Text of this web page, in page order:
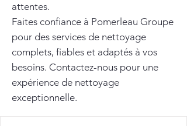
attentes.
Faites confiance à Pomerleau Groupe
pour des services de nettoyage
complets, fiables et adaptés à vos
besoins. Contactez-nous pour une
expérience de nettoyage
exceptionnelle.